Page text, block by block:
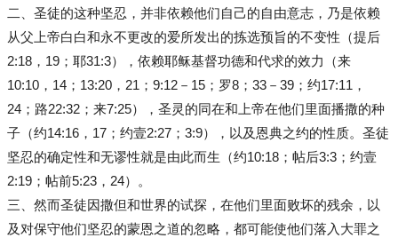
二、圣徒的这种坚忍，并非依赖他们自己的自由意志，乃是依赖
从父上帝白白和永不更改的爱所发出的拣选预旨的不变性（提后
2:18，19；耶31:3），依赖耶稣基督功德和代求的效力（来
10:10，14；13:20，21；9:12－15；罗8；33－39；约17:11，
24；路22:32；来7:25），圣灵的同在和上帝在他们里面播撒的种
子（约14:16，17；约壹2:27；3:9），以及恩典之约的性质。圣徒
坚忍的确定性和无谬性就是由此而生（约10:18；帖后3:3；约壹
2:19；帖前5:23，24）。
三、然而圣徒因撒但和世界的试探，在他们里面败坏的残余，以
及对保守他们坚忍的蒙恩之道的忽略，都可能使他们落入大罪之